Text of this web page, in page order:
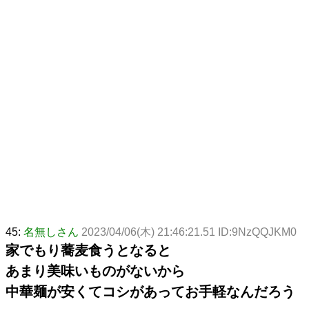
45: 名無しさん 2023/04/06(木) 21:46:21.51 ID:9NzQQJKM0
家でもり蕎麦食うとなると
あまり美味いものがないから
中華麺が安くてコシがあってお手軽なんだろう